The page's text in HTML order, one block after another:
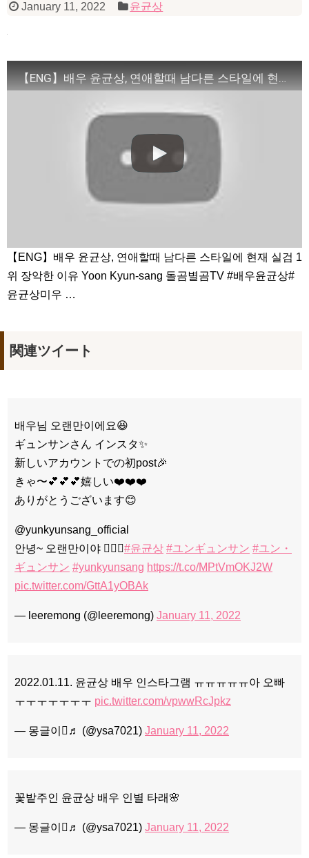
January 11, 2022 윤균상
【ENG】배우 윤균상, 연애할때 남다른 스타일에 현재 실검 1위 장악한 이유 Yoon Kyun-sang 돌곰별곰TV
【ENG】배우 윤균상, 연애할때 남다른 스타일에 현재 실검 1
위 장악한 이유 Yoon Kyun-sang 돌곰별곰TV #배우윤균상#
윤균상미우 …
関連ツイート
배우님 오랜만이에요😆
ギュンサンさん インスタ✨
新しいアカウントでの初post🎉
きゃ〜💕💕💕嬉しい❤️❤️❤️
ありがとうございます😊
@yunkyunsang_official
안녕~ 오랜만이야 🙋🏻‍♂️#윤균상 #ユンギュンサン #ユン・
ギュンサン #yunkyunsang https://t.co/MPtVmOKJ2W
pic.twitter.com/GttA1yOBAk
— leeremong (@leeremong) January 11, 2022
2022.01.11. 윤균상 배우 인스타그램 ㅠㅠㅠㅠㅠ아 오빠
ㅜㅜㅜㅜㅜㅜㅜ pic.twitter.com/vpwwRcJpkz
— 몽글이♬ (@ysa7021) January 11, 2022
꽃밭주인 윤균상 배우 인별 타래🌸
— 몽글이♬ (@ysa7021) January 11, 2022